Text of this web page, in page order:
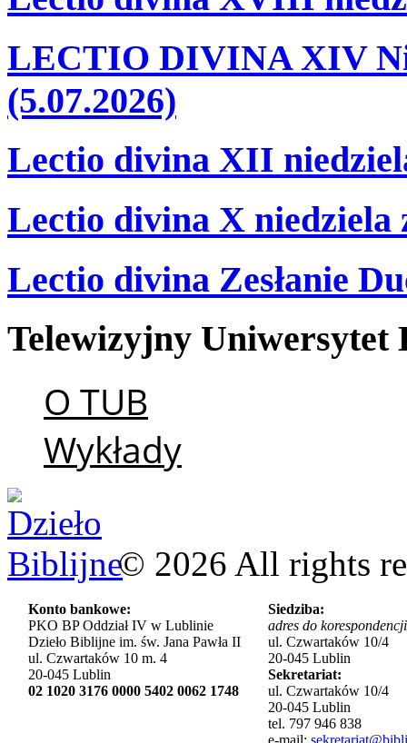
LECTIO DIVINA XIV
(5.07.2026)
Lectio divina XII
Lectio divina X niedziela
Lectio divina Zesłanie
Telewizyjny Uniwersytet
O TUB
Wykłady
© 2026 All rights
Konto bankowe:
PKO BP Oddział IV w Lublinie
Dzieło Biblijne im. św. Jana Pawła II
ul. Czwartaków 10 m. 4
20-045 Lublin
02 1020 3176 0000 5402 0062 1748
Siedziba:
adres do
ul. Czwartaków 10/4
20-045 Lublin
Sekretariat:
ul. Czwartaków 10/4
20-045 Lublin
tel. 797 946 838